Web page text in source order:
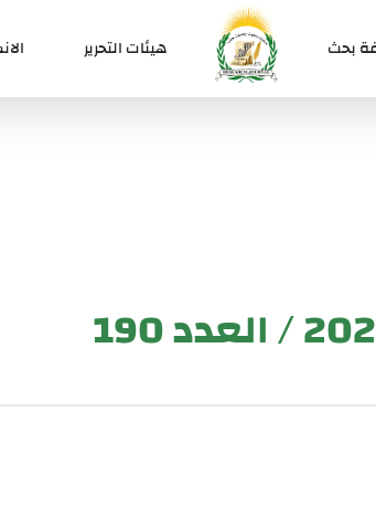
بحث هيئات التحرير
190